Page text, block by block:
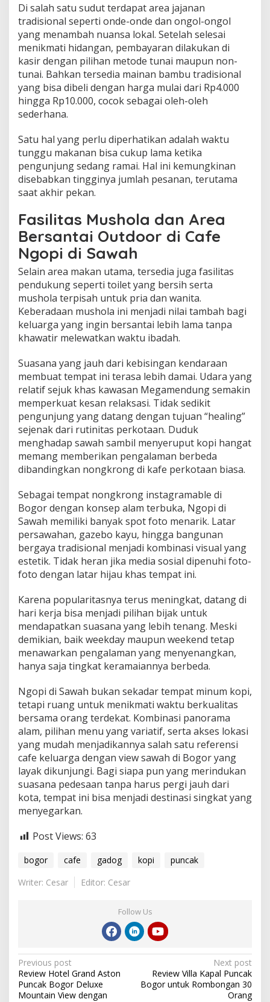
Di salah satu sudut terdapat area jajanan
tradisional seperti onde-onde dan ongol-ongol
yang menambah nuansa lokal. Setelah selesai
menikmati hidangan, pembayaran dilakukan di
kasir dengan pilihan metode tunai maupun non-
tunai. Bahkan tersedia mainan bambu tradisional
yang bisa dibeli dengan harga mulai dari Rp4.000
hingga Rp10.000, cocok sebagai oleh-oleh
sederhana.
Satu hal yang perlu diperhatikan adalah waktu
tunggu makanan bisa cukup lama ketika
pengunjung sedang ramai. Hal ini kemungkinan
disebabkan tingginya jumlah pesanan, terutama
saat akhir pekan.
Fasilitas Mushola dan Area
Bersantai Outdoor di Cafe
Ngopi di Sawah
Selain area makan utama, tersedia juga fasilitas
pendukung seperti toilet yang bersih serta
mushola terpisah untuk pria dan wanita.
Keberadaan mushola ini menjadi nilai tambah bagi
keluarga yang ingin bersantai lebih lama tanpa
khawatir melewatkan waktu ibadah.
Suasana yang jauh dari kebisingan kendaraan
membuat tempat ini terasa lebih damai. Udara yang
relatif sejuk khas kawasan Megamendung semakin
memperkuat kesan relaksasi. Tidak sedikit
pengunjung yang datang dengan tujuan “healing”
sejenak dari rutinitas perkotaan. Duduk
menghadap sawah sambil menyeruput kopi hangat
memang memberikan pengalaman berbeda
dibandingkan nongkrong di kafe perkotaan biasa.
Sebagai tempat nongkrong instagramable di
Bogor dengan konsep alam terbuka, Ngopi di
Sawah memiliki banyak spot foto menarik. Latar
persawahan, gazebo kayu, hingga bangunan
bergaya tradisional menjadi kombinasi visual yang
estetik. Tidak heran jika media sosial dipenuhi foto-
foto dengan latar hijau khas tempat ini.
Karena popularitasnya terus meningkat, datang di
hari kerja bisa menjadi pilihan bijak untuk
mendapatkan suasana yang lebih tenang. Meski
demikian, baik weekday maupun weekend tetap
menawarkan pengalaman yang menyenangkan,
hanya saja tingkat keramaiannya berbeda.
Ngopi di Sawah bukan sekadar tempat minum kopi,
tetapi ruang untuk menikmati waktu berkualitas
bersama orang terdekat. Kombinasi panorama
alam, pilihan menu yang variatif, serta akses lokasi
yang mudah menjadikannya salah satu referensi
cafe keluarga dengan view sawah di Bogor yang
layak dikunjungi. Bagi siapa pun yang merindukan
suasana pedesaan tanpa harus pergi jauh dari
kota, tempat ini bisa menjadi destinasi singkat yang
menyegarkan.
Post Views: 63
bogor cafe gadog kopi
puncak
Writer: Cesar
Editor: Cesar
Follow Us
Post
navigation
Previous post
Review Hotel Grand Aston
Puncak Bogor Deluxe
Mountain View dengan
Next post
Review Villa Kapal Puncak
Bogor untuk Rombongan 30
Orang